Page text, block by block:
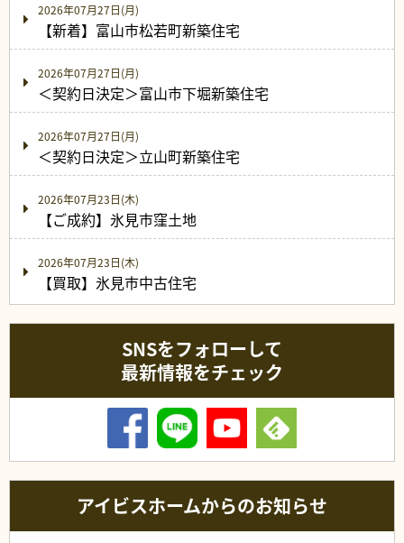
2026年07月27日(月)
【新着】富山市松若町新築住宅
2026年07月27日(月)
＜契約日決定＞富山市下堀新築住宅
2026年07月27日(月)
＜契約日決定＞立山町新築住宅
2026年07月23日(木)
【ご成約】氷見市窪土地
2026年07月23日(木)
【買取】氷見市中古住宅
SNSをフォローして
最新情報をチェック
アイビスホームからのお知らせ